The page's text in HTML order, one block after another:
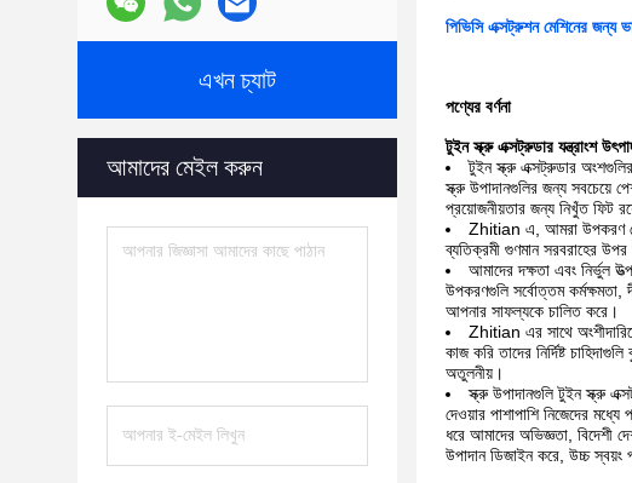
এখন চ্যাট
আমাদের মেইল করুন
পিভিসি এক্সট্রুশন মেশিনের জন্য
পণ্যের বর্ণনা
টুইন স্ক্রু এক্সট্রুডার যন্ত্রাংশ
টুইন স্ক্রু এক্সট্রুডার
স্ক্রু উপাদানগুলির জন্য সবচেয়ে
প্রয়োজনীয়তার জন্য নিখুঁত ফিট
Zhitian এ, আমরা উপকরণ
ব্যতিক্রমী গুণমান সরবরাহের
আমাদের দক্ষতা এবং নির্ভুল
উপকরণগুলি সর্বোত্তম কর্মক্ষমতা,
আপনার সাফল্যকে চালিত করে।
Zhitian এর সাথে
কাজ করি তাদের নির্দিষ্ট
অতুলনীয়।
স্ক্রু উপাদানগুলি টুইন স্ক্রু
দেওয়ার পাশাপাশি নিজেদের
ধরে আমাদের অভিজ্ঞতা, বিদেশী
উপাদান ডিজাইন করে, উচ্চ স্বয়ং